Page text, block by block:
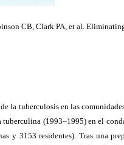
CB, Clark PA, et al.
la tuberculosis en las
(1993–1995) en el
y 3153 residentes). Tras una